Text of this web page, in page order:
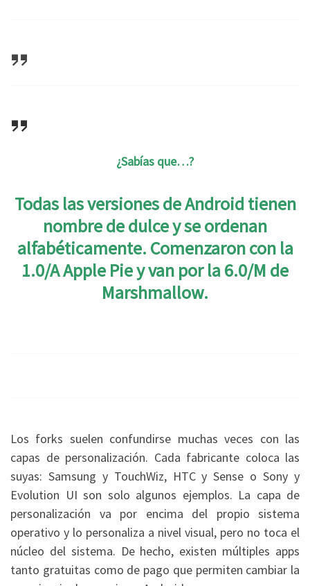
¿Sabías que…?
Todas las versiones de Android tienen
nombre de dulce y se ordenan
alfabéticamente. Comenzaron con la
1.0/A Apple Pie y van por la 6.0/M de
Marshmallow.
Los forks suelen confundirse muchas veces con las
capas de personalización. Cada fabricante coloca las
suyas: Samsung y TouchWiz, HTC y Sense o Sony y
Evolution UI son solo algunos ejemplos. La capa de
personalización va por encima del propio sistema
operativo y lo personaliza a nivel visual, pero no toca el
núcleo del sistema. De hecho, existen múltiples apps
tanto gratuitas como de pago que permiten cambiar la